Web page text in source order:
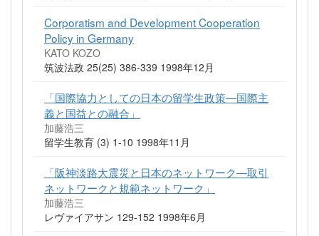
Corporatism and Development Cooperation
Policy in Germany
KATO KOZO
筑波法政 25(25) 386-339 1998年12月
「国際協力としての日本の留学生政策―国際主
義と国益との融合」
加藤浩三
留学生教育 (3) 1-10 1998年11月
「阪神淡路大震災と日本のネットワーク―取引
ネットワークと規範ネットワーク」
加藤浩三
レヴァイアサン 129-152 1998年6月